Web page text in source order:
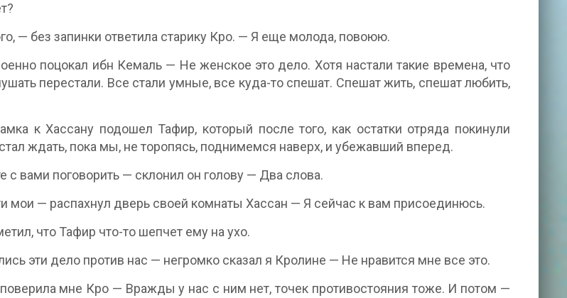
— без запинки ответила старику Кро. — Я еще молода, повоюю.
поцокал ибн Кемаль — Не женское это дело. Хотя настали такие времена, что
перестали. Все стали умные, все куда-то спешат. Спешат жить, спешат любить,
к Хассану подошел Тафир, который после того, как остатки отряда покинули
ждать, пока мы, не торопясь, поднимемся наверх, и убежавший вперед.
с вами поговорить — склонил он голову — Два слова.
мои — распахнул дверь своей комнаты Хассан — Я сейчас к вам присоединюсь.
что Тафир что-то шепчет ему на ухо.
эти дело против нас — негромко сказал я Кролине — Не нравится мне все это.
мне Кро — Вражды у нас с ним нет, точек противостояния тоже. И потом —